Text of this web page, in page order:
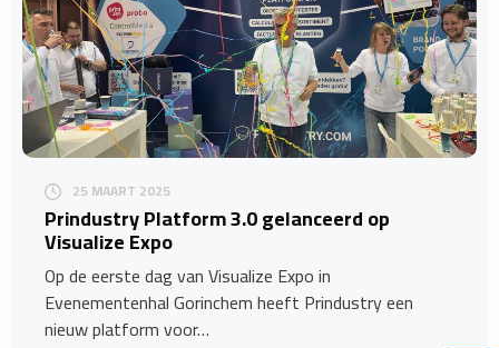
25 MAART 2025
Prindustry Platform 3.0 gelanceerd op
Visualize Expo
Op de eerste dag van Visualize Expo in
Evenementenhal Gorinchem heeft Prindustry een
nieuw platform voor…